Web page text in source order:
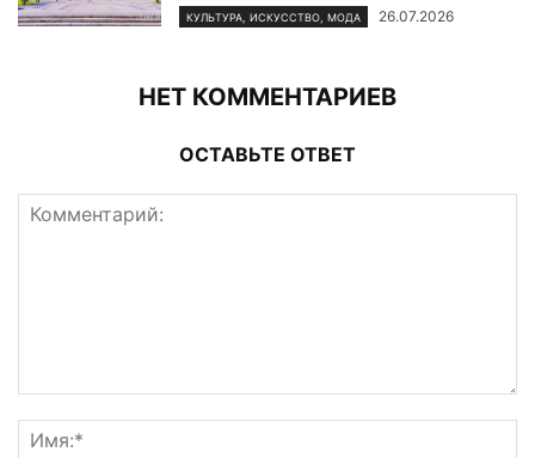
КУЛЬТУРА, ИСКУССТВО, МОДА 26.07.2026
НЕТ КОММЕНТАРИЕВ
ОСТАВЬТЕ ОТВЕТ